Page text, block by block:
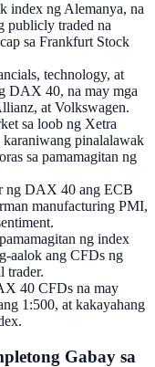
index ng Alemanya, na
publicly traded na
sa Frankfurt Stock
technology, at
DAX 40, na may mga
at Volkswagen.
sa loob ng Xetra
pinalalawak
sa pamamagitan ng
ng DAX 40 ang ECB
manufacturing PMI,
ng index
aalok ang CFDs ng
trader.
40 CFDs na may
1:500, at kakayahang
Gabay sa